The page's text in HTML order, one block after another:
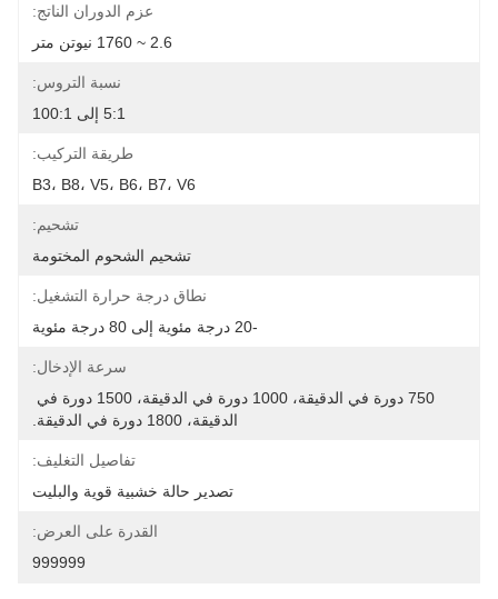
عزم الدوران الناتج:
2.6 ~ 1760 نيوتن متر
نسبة التروس:
5:1 إلى 100:1
طريقة التركيب:
B3، B8، V5، B6، B7، V6
تشحيم:
تشحيم الشحوم المختومة
نطاق درجة حرارة التشغيل:
-20 درجة مئوية إلى 80 درجة مئوية
سرعة الإدخال:
الدقيقة، 1800 دورة في الدقيقة.
تفاصيل التغليف:
تصدير حالة خشبية قوية والبليت
القدرة على العرض:
999999